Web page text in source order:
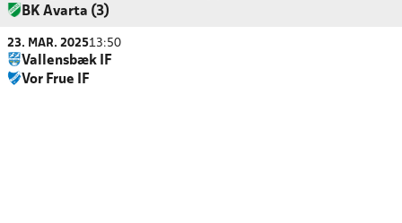
BK Avarta (3)
23. MAR. 202513:50
Vallensbæk IF
Vor Frue IF